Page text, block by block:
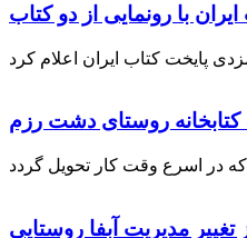
با رونمایی از دو کتاب
کتابخانه روستای دشت رزم
تغییر مدیریت آبفا روستایی